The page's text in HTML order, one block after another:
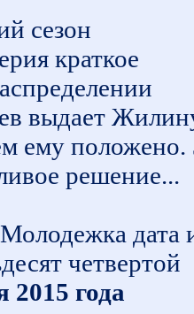
сезон
краткое
выдает
ему положено.
решение...
дата
четвертой
2015 года